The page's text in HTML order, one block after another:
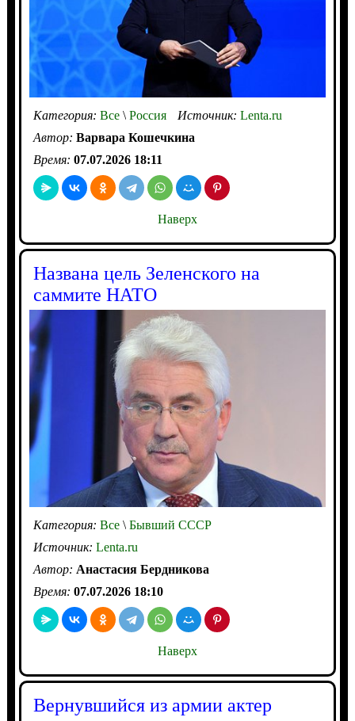
Категория: Все\Россия Источник: Lenta.ru
Автор: Варвара Кошечкина
Время: 07.07.2026 18:11
Наверх
Названа цель Зеленского на
саммите НАТО
Категория: Все\Бывший СССР
Источник: Lenta.ru
Автор: Анастасия Бердникова
Время: 07.07.2026 18:10
Наверх
Вернувшийся из армии актер